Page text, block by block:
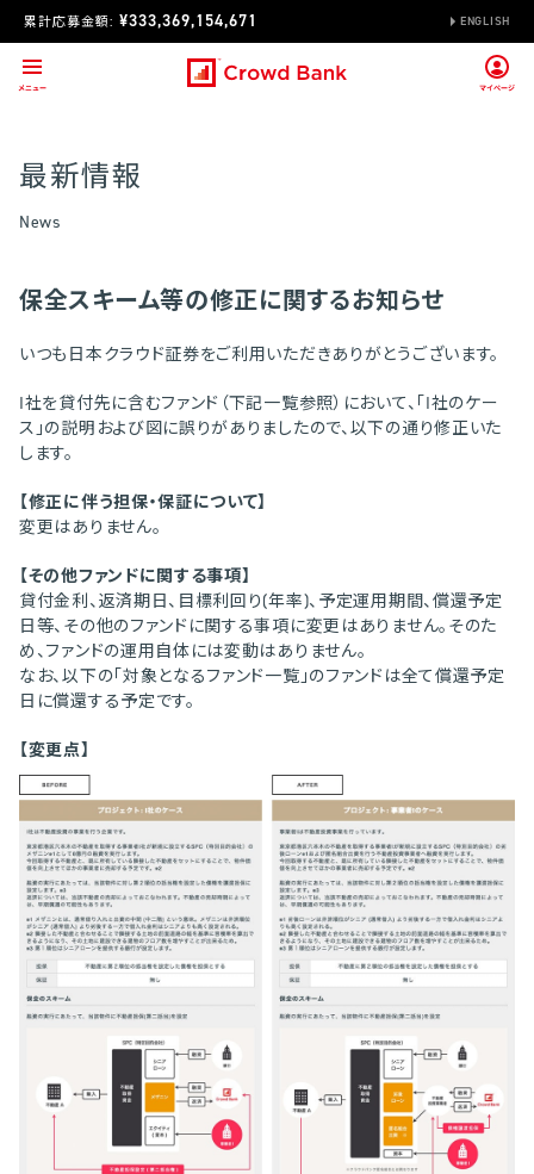
累計応募金額: ¥333,369,154,671 ENGLISH
最新情報
News
保全スキーム等の修正に関するお知らせ
いつも日本クラウド証券をご利用いただきありがとうございます。
I社を貸付先に含むファンド（下記一覧参照）において、「I社のケー
ス」の説明および図に誤りがありましたので、以下の通り修正いた
します。
【修正に伴う担保・保証について】
変更はありません。
【その他ファンドに関する事項】
貸付金利、返済期日、目標利回り(年率)、予定運用期間、償還予定
日等、その他のファンドに関する事項に変更はありません。そのた
め、ファンドの運用自体には変動はありません。
なお、以下の「対象となるファンド一覧」のファンドは全て償還予定
日に償還する予定です。
【変更点】